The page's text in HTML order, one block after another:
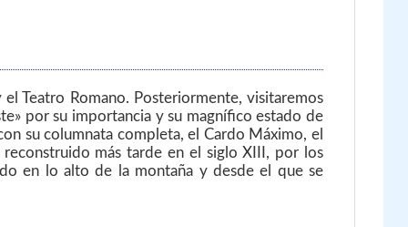
Teatro Romano. Posteriormente, visitaremos
por su importancia y su magnífico estado de
su columnata completa, el Cardo Máximo, el
más tarde en el siglo XIII, por los
en lo alto de la montaña y desde el que se